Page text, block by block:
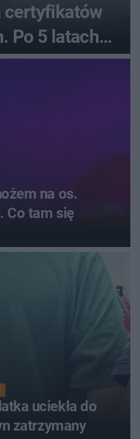
certyfikatów
Po 5 latach
sprawę
na os.
Co tam się
uciekła do
zatrzymany